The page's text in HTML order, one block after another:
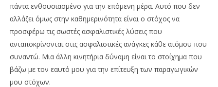
πάντα ενθουσιασμένο για την επόμενη μέρα. Αυτό που δεν
αλλάζει όμως στην καθημερινότητα είναι ο στόχος να
προσφέρω τις σωστές ασφαλιστικές λύσεις που
ανταποκρίνονται στις ασφαλιστικές ανάγκες κάθε ατόμου που
συναντώ. Μια άλλη κινητήρια δύναμη είναι το στοίχημα που
βάζω με τον εαυτό μου για την επίτευξη των παραγωγικών
μου στόχων.